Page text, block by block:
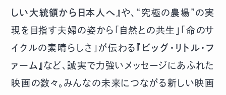
しい大統領から日本人へ 』や、“究極の農場”の実
現を目指す夫婦の姿から「自然との共生」「命のサ
イクルの素晴らしさ」が伝わる『 ビッグ・リトル・フ
ァーム 』など、誠実で力強いメッセージにあふれた
映画の数々。みんなの未来につながる新しい映画